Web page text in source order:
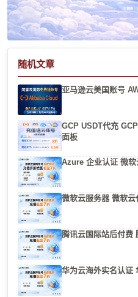
随机文章
亚马逊云美国账号
GCP USDT代充
面板
Azure 企业认证 微
微软云服务器 微软
腾讯云国际站后付费
华为云海外实名认证